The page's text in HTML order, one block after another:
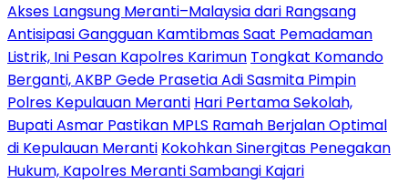
Akses Langsung Meranti–Malaysia dari Rangsang
Antisipasi Gangguan Kamtibmas Saat Pemadaman
Listrik, Ini Pesan Kapolres Karimun Tongkat Komando
Berganti, AKBP Gede Prasetia Adi Sasmita Pimpin
Polres Kepulauan Meranti Hari Pertama Sekolah,
Bupati Asmar Pastikan MPLS Ramah Berjalan Optimal
di Kepulauan Meranti Kokohkan Sinergitas Penegakan
Hukum, Kapolres Meranti Sambangi Kajari